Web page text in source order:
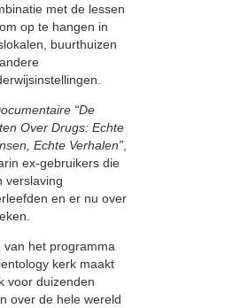
met de lessen
op te hangen in
buurthuizen
“De
Over Drugs: Echte
Echte Verhalen”
ex-gebruikers die
verslaving
en er nu over
van het programma
kerk maakt
voor duizenden
over de hele wereld